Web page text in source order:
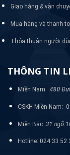
Giao hàng & vận
Mua hàng và thanh
Thỏa thuận người
THÔNG TIN
Miền Nam: 480
CSKH Miền Nam:
Miền Bắc: 31 ngõ
Hotline: 024 33 52